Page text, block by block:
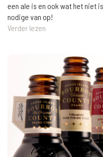
een ale is en ook wat het niet
nodige van op!
Verder lezen